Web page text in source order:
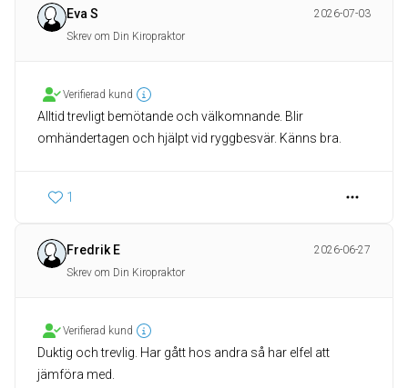
Eva S
2026-07-03
Skrev om Din Kiropraktor
Verifierad kund
Alltid trevligt bemötande och välkomnande. Blir
omhändertagen och hjälpt vid ryggbesvär. Känns bra.
1
Fredrik E
2026-06-27
Skrev om Din Kiropraktor
Verifierad kund
Duktig och trevlig. Har gått hos andra så har elfel att
jämföra med.